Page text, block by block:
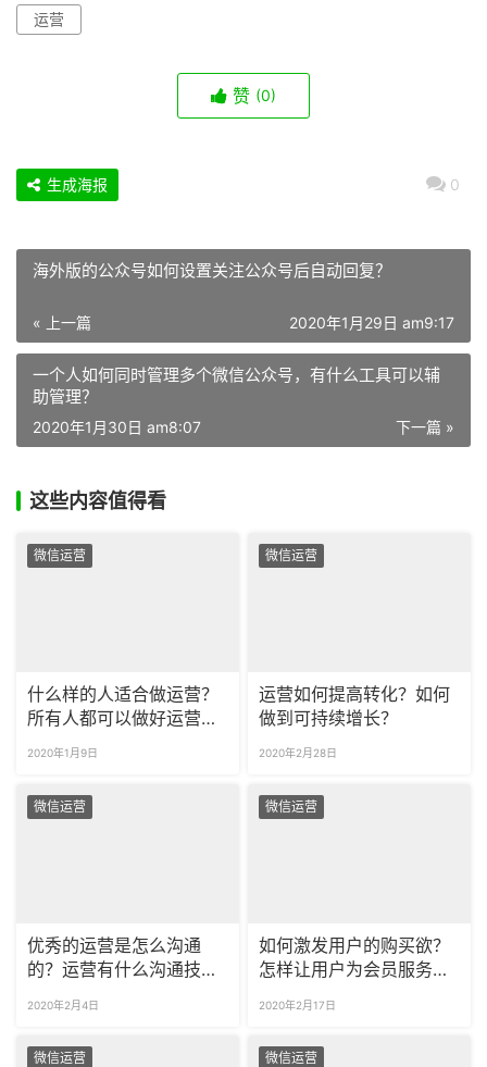
运营
赞 (0)
0
生成海报
海外版的公众号如何设置关注公众号后自动回复？
« 上一篇 2020年1月29日 am9:17
一个人如何同时管理多个微信公众号，有什么工具可以辅
助管理？
下一篇 »
2020年1月30日 am8:07
这些内容值得看
微信运营
什么样的人适合做运营？
所有人都可以做好运营
2020年1月9日
微信运营
运营如何提高转化？如何
做到可持续增长？
2020年2月28日
微信运营
优秀的运营是怎么沟通
的？运营有什么沟通技
2020年2月4日
微信运营
如何激发用户的购买欲？
怎样让用户为会员服务付
2020年2月17日
微信运营 微信运营